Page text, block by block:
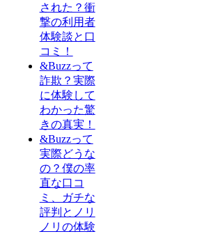
された？衝
撃の利用者
体験談と口
コミ！
&Buzzって
詐欺？実際
に体験して
わかった驚
きの真実！
&Buzzって
実際どうな
の？僕の率
直な口コ
ミ、ガチな
評判とノリ
ノリの体験